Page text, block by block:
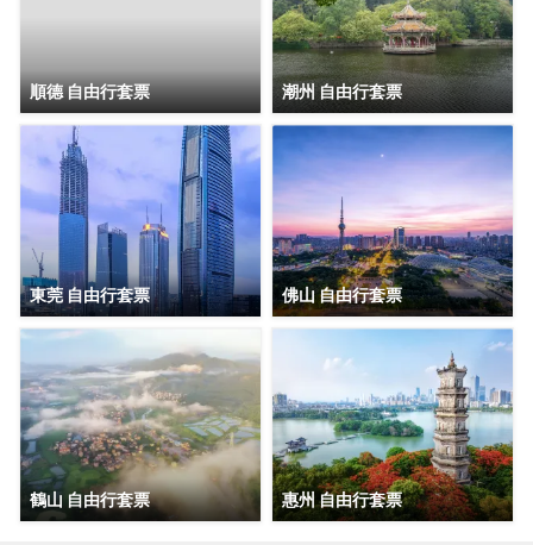
順德 自由行套票 潮州 自由行套票
東莞 自由行套票 佛山 自由行套票
鶴山 自由行套票 惠州 自由行套票